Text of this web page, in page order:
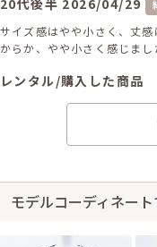
サイズ感はやや小さく、丈
からか、やや小さく感じまし
レンタル/購入した商品
トパールネックレ
身長155cm【普段のサ
20代後半2026/03/28
モデルコーディネー